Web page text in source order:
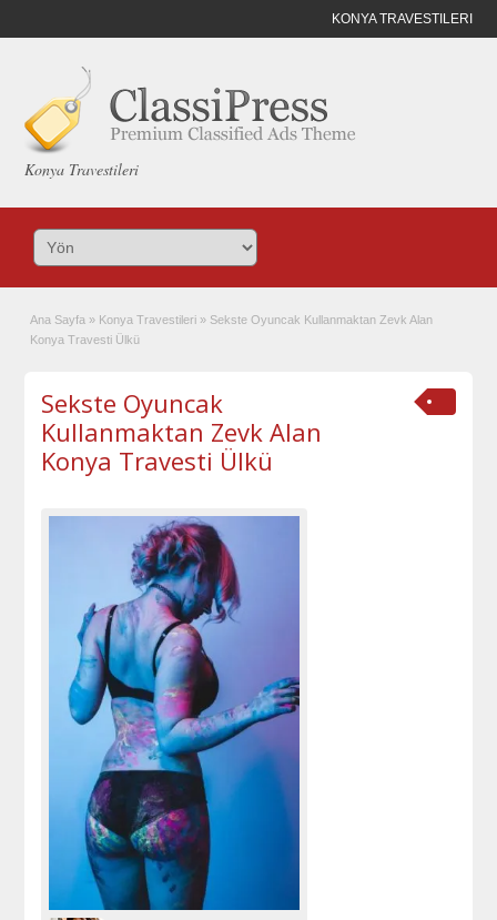
KONYA TRAVESTILERI
Konya Travestileri
Ana Sayfa » Konya Travestileri » Sekste Oyuncak Kullanmaktan Zevk Alan
Konya Travesti Ülkü
Sekste Oyuncak
Kullanmaktan Zevk Alan
Konya Travesti Ülkü